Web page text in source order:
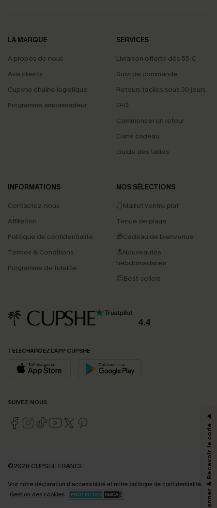
LA MARQUE
À propos de nous
Avis clients
Cupshe chaîne logistique
Programme ambassadeur
SERVICES
Livraison offerte dès 55 €
Suivi de commande
Retours faciles sous 30 jours
FAQ
Commencer un retour
Carte cadeau
Guide des tailles
INFORMATIONS
Contactez-nous
Affiliation
Politique de confidentialité
Termes & Conditions
Programme de fidélité
NOS SÉLECTIONS
🩱Maillot ventre plat
Tenue de plage
🎁Cadeau de bienvenue
🔝Nouveautés
hebdomadaires
😍Best-sellers
4.4
TÉLÉCHARGEZ L’APP CUPSHE
SUIVEZ-NOUS
©2026 CUPSHE FRANCE
Voir nôtre déclaration d'accessibilité et notre politique de confidentialité.
Gestion des cookies
*Un code par commande, valable une seule fois.
marketing (y compris du contenu généré par l'IA) de Cupshe et
pouvons utiliser les données collectées sur notre site ainsi que des
technologies de suivi, telles que des pixels intégrés à nos e-mails, afin de
S'abonner & Recevoir le code